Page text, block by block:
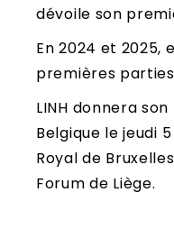
dévoile son
En 2024 et 2025,
premières
LINH donnera
Belgique le jeudi
Royal de
Forum de Liège.